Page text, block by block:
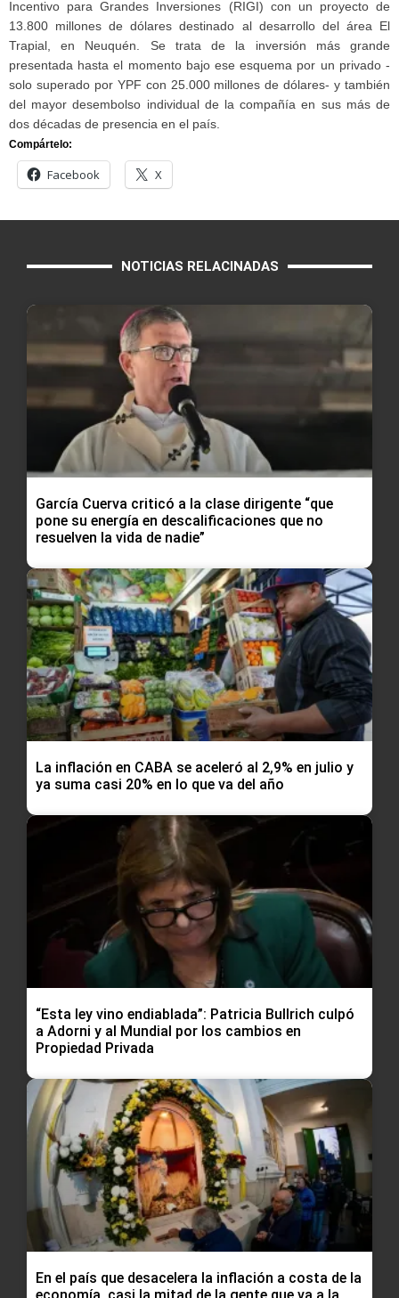
Incentivo para Grandes Inversiones (RIGI) con un proyecto de
13.800 millones de dólares destinado al desarrollo del área El
Trapial, en Neuquén. Se trata de la inversión más grande
presentada hasta el momento bajo ese esquema por un privado -
solo superado por YPF con 25.000 millones de dólares- y también
del mayor desembolso individual de la compañía en sus más de
dos décadas de presencia en el país.
Compártelo:
Facebook X
NOTICIAS RELACINADAS
García Cuerva criticó a la clase dirigente “que
pone su energía en descalificaciones que no
resuelven la vida de nadie”
La inflación en CABA se aceleró al 2,9% en julio y
ya suma casi 20% en lo que va del año
“Esta ley vino endiablada”: Patricia Bullrich culpó
a Adorni y al Mundial por los cambios en
Propiedad Privada
En el país que desacelera la inflación a costa de la